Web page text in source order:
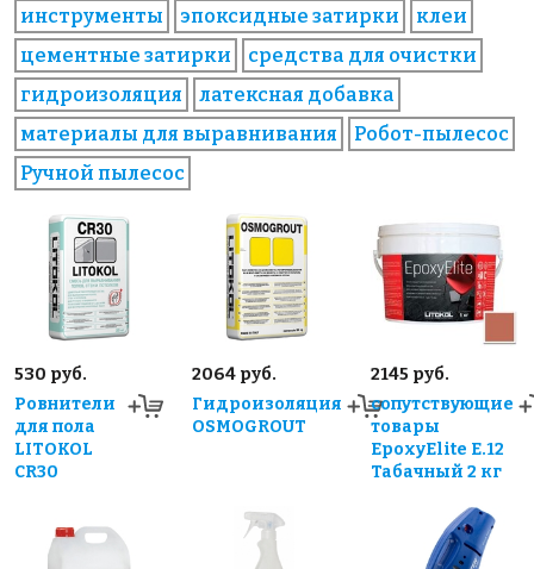
инструменты эпоксидные затирки
клеи
цементные затирки
средства для очистки
гидроизоляция
латексная добавка
материалы для выравнивания
Робот-пылесос
Ручной пылесос
530 руб.
Ровнители
для пола
LITOKOL
CR30
2064 руб.
Гидроизоляция
OSMOGROUT
2145 руб.
сопутствующие
товары
EpoxyElite E.12
Табачный 2 кг